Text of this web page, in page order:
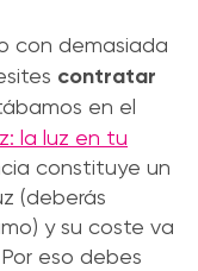
con demasiada
contratar
en el
la luz en tu
constituye un
(deberás
y su coste va
eso debes